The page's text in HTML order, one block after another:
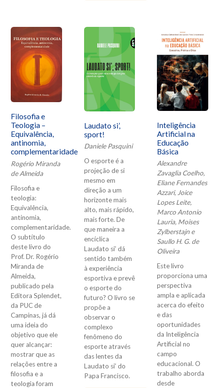
Filosofia e
Teologia –
Equivalência,
antinomia,
complementaridade
Rogério Miranda
de Almeida
Filosofia e
teologia:
Equivalência,
antinomia,
complementaridade.
O subtítulo
deste livro do
Prof. Dr. Rogério
Miranda de
Almeida,
publicado pela
Editora Splendet,
da PUC de
Campinas, já dá
uma ideia do
objetivo que ele
quer alcançar:
mostrar que as
relações entre a
filosofia e a
teologia foram
Laudato si’,
sport!
Daniele Pasquini
O esporte é a
projeção de si
mesmo em
direção a um
horizonte mais
alto, mais rápido,
mais forte. De
que maneira a
encíclica
Laudato si’ dá
sentido também
à experiência
esportiva e prevê
o esporte do
futuro? O livro se
propõe a
observar o
complexo
fenômeno do
esporte através
das lentes da
Laudato si’ do
Papa Francisco.
Inteligência
Artificial na
Educação
Básica
Alexandre
Zavaglia Coelho,
Eliane Fernandes
Azzari, Joice
Lopes Leite,
Marco Antonio
Lauria, Moises
Zylberstajn e
Saullo H. G. de
Oliveira
Este livro
proporciona uma
perspectiva
ampla e aplicada
acerca do efeito
e das
oportunidades
da Inteligência
Artificial no
campo
educacional. O
trabalho aborda
desde